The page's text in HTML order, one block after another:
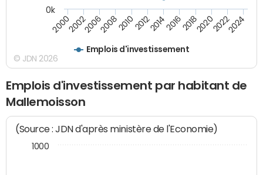
Emplois d'investissement
200020022006200820102012201420162018202020222024
0k
© JDN 2026
Emplois d'investissement par habitant de
Mallemoisson
(Source : JDN d'après ministère de l'Economie)
1000